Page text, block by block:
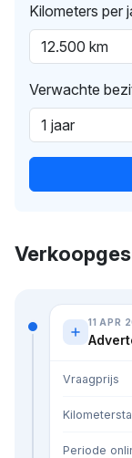
Kilometers per
Verwachte
11 APR
Vraagprijs
Periode